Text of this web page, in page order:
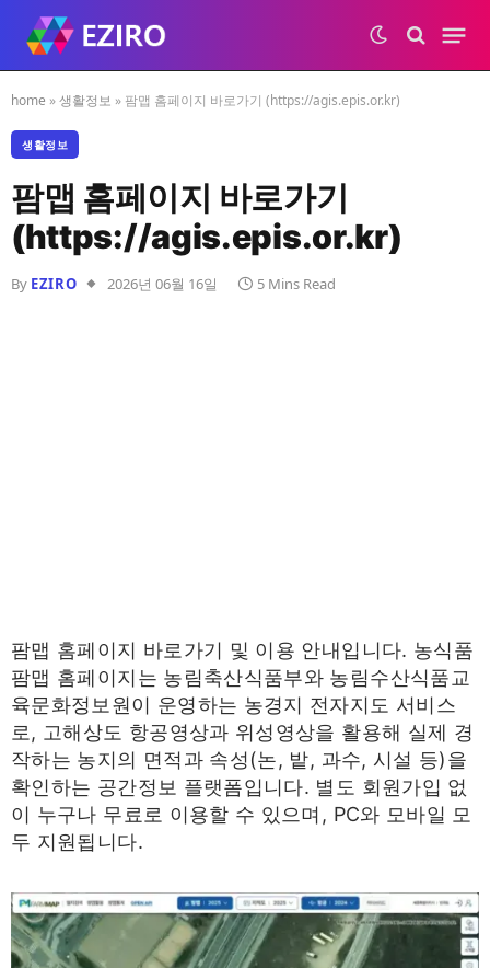
home »생활정보 » 팜맵 홈페이지 바로가기 (https://agis.epis.or.kr)
생활정보
팜맵 홈페이지 바로가기
(https://agis.epis.or.kr)
By EZIRO 2026년 06월 16일 5 Mins Read
팜맵 홈페이지 바로가기 및 이용 안내입니다. 농식품
팜맵 홈페이지는 농림축산식품부와 농림수산식품교
육문화정보원이 운영하는 농경지 전자지도 서비스
로, 고해상도 항공영상과 위성영상을 활용해 실제 경
작하는 농지의 면적과 속성(논, 밭, 과수, 시설 등)을
확인하는 공간정보 플랫폼입니다. 별도 회원가입 없
이 누구나 무료로 이용할 수 있으며, PC와 모바일 모
두 지원됩니다.